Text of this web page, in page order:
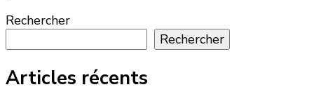
Rechercher
Rechercher
Articles récents